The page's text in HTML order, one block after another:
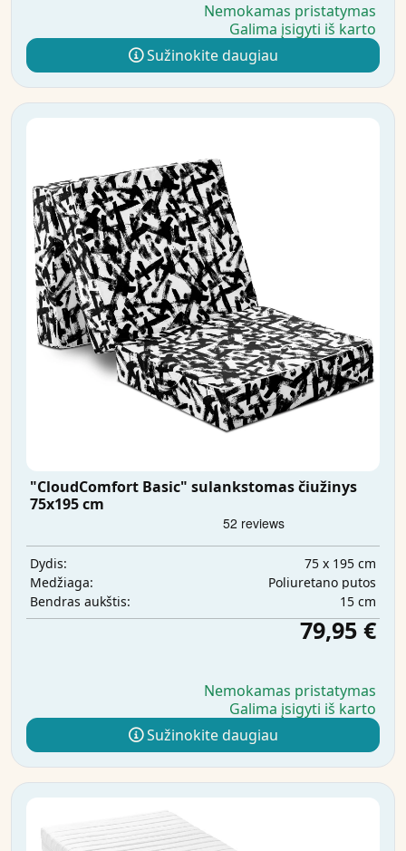
Nemokamas pristatymas
Galima įsigyti iš karto
Sužinokite daugiau
"CloudComfort Basic" sulankstomas čiužinys
75x195 cm
Dydis:
75 x 195 cm
Medžiaga:
Poliuretano putos
Bendras aukštis:
15 cm
79,95 €
Nemokamas pristatymas
Galima įsigyti iš karto
Sužinokite daugiau